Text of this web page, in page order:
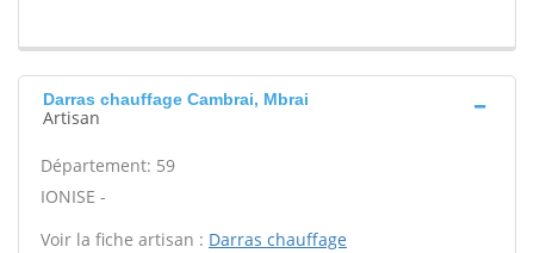
Darras chauffage Cambrai, Mbrai
Artisan
Département: 59
IONISE -
Voir la fiche artisan : Darras chauffage